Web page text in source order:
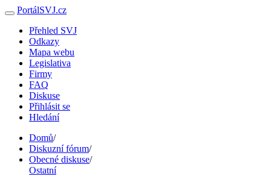
PortálSVJ.cz
Přehled SVJ
Odkazy
Mapa webu
Legislativa
Firmy
FAQ
Diskuse
Přihlásit se
Hledání
Domů/
Diskuzní fórum/
Obecné diskuse/
Ostatní